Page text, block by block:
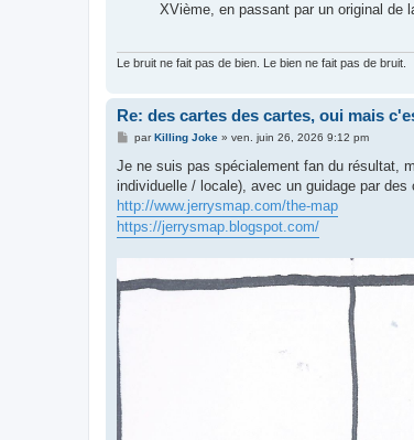
XVième, en passant par un original de
Le bruit ne fait pas de bien. Le bien ne fait pas de bruit.
Re: des cartes des cartes, oui mais
M
s
a
g
e
parKilling Joke» ven. juin 26, 2026 9:12 pm
Je ne suis pas spécialement fan du résultat,
individuelle / locale), avec un guidage par
http://www.jerrysmap.com/the-map
https://jerrysmap.blogspot.com/